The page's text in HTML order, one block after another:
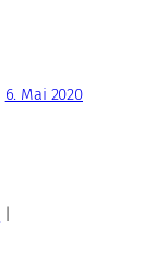
6. Mai 2020